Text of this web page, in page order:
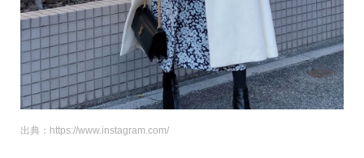
出典：https://www.instagram.com/